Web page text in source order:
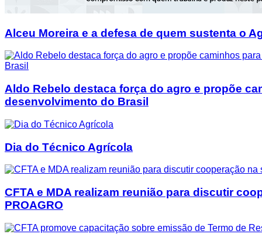
Alceu Moreira e a defesa de quem sustenta o
Aldo Rebelo destaca força do agro e propõe
desenvolvimento do Brasil
Dia do Técnico Agrícola
CFTA e MDA realizam reunião para discutir
PROAGRO